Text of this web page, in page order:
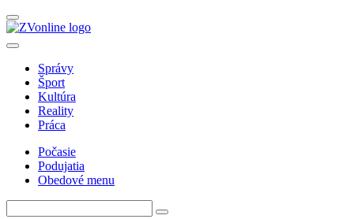
Správy
Šport
Kultúra
Reality
Práca
Počasie
Podujatia
Obedové menu